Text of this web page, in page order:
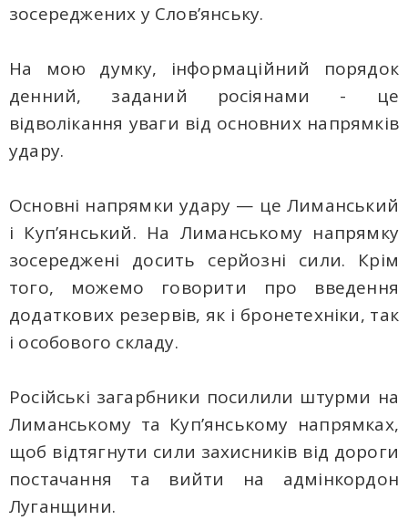
зосереджених у Слов’янську.
На мою думку, інформаційний порядок
денний, заданий росіянами - це
відволікання уваги від основних напрямків
удару.
Основні напрямки удару — це Лиманський
і Куп’янський. На Лиманському напрямку
зосереджені досить серйозні сили. Крім
того, можемо говорити про введення
додаткових резервів, як і бронетехніки, так
і особового складу.
Російські загарбники посилили штурми на
Лиманському та Куп’янському напрямках,
щоб відтягнути сили захисників від дороги
постачання та вийти на адмінкордон
Луганщини.